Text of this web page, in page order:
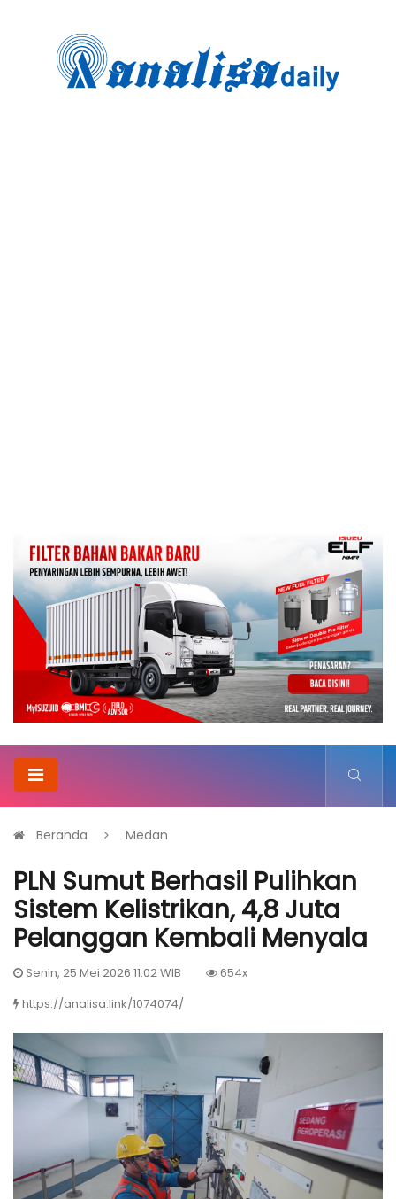
Beranda Medan
PLN Sumut Berhasil Pulihkan
Sistem Kelistrikan, 4,8 Juta
Pelanggan Kembali Menyala
Senin, 25 Mei 2026 11:02 WIB
654x
https://analisa.link/1074074/